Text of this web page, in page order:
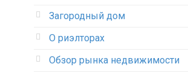
Загородный дом
О риэлторах
Обзор рынка недвижимости